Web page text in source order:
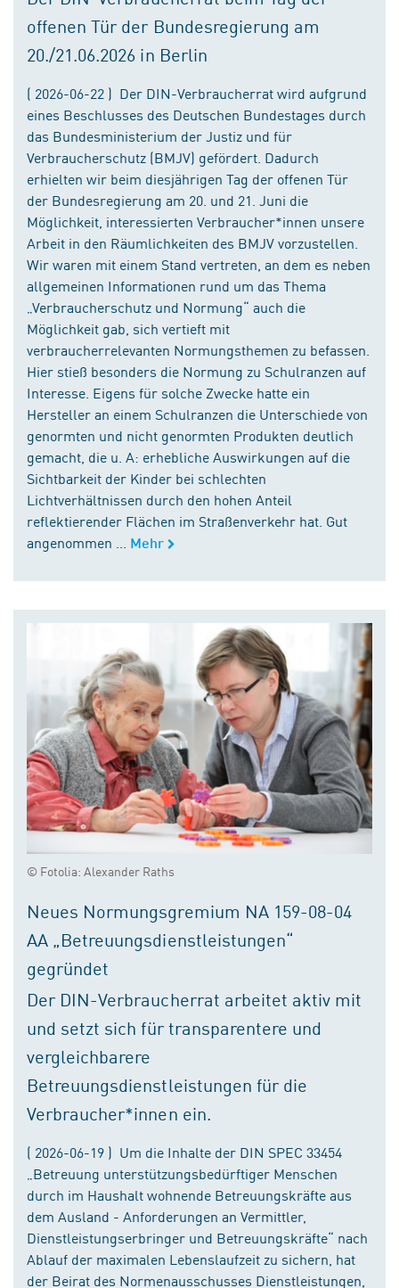
offenen Tür der Bundesregierung am
20./21.06.2026 in Berlin
( 2026-06-22 ) Der DIN-Verbraucherrat wird aufgrund
eines Beschlusses des Deutschen Bundestages durch
das Bundesministerium der Justiz und für
Verbraucherschutz (BMJV) gefördert. Dadurch
erhielten wir beim diesjährigen Tag der offenen Tür
der Bundesregierung am 20. und 21. Juni die
Möglichkeit, interessierten Verbraucher*innen unsere
Arbeit in den Räumlichkeiten des BMJV vorzustellen.
Wir waren mit einem Stand vertreten, an dem es neben
allgemeinen Informationen rund um das Thema
„Verbraucherschutz und Normung“ auch die
Möglichkeit gab, sich vertieft mit
verbraucherrelevanten Normungsthemen zu befassen.
Hier stieß besonders die Normung zu Schulranzen auf
Interesse. Eigens für solche Zwecke hatte ein
Hersteller an einem Schulranzen die Unterschiede von
genormten und nicht genormten Produkten deutlich
gemacht, die u. A: erhebliche Auswirkungen auf die
Sichtbarkeit der Kinder bei schlechten
Lichtverhältnissen durch den hohen Anteil
reflektierender Flächen im Straßenverkehr hat. Gut
angenommen ...
Mehr
© Fotolia: Alexander Raths
Neues Normungsgremium NA 159-08-04
AA „Betreuungsdienstleistungen“
gegründet
Der DIN-Verbraucherrat arbeitet aktiv mit
und setzt sich für transparentere und
vergleichbarere
Betreuungsdienstleistungen für die
Verbraucher*innen ein.
( 2026-06-19 ) Um die Inhalte der DIN SPEC 33454
„Betreuung unterstützungsbedürftiger Menschen
durch im Haushalt wohnende Betreuungskräfte aus
dem Ausland - Anforderungen an Vermittler,
Dienstleistungserbringer und Betreuungskräfte“ nach
Ablauf der maximalen Lebenslaufzeit zu sichern, hat
der Beirat des Normenausschusses Dienstleistungen,